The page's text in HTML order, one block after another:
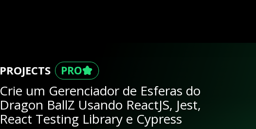
PROJECTS
Crie um Gerenciador de Esferas do
Dragon BallZ Usando ReactJS, Jest,
React Testing Library e Cypress